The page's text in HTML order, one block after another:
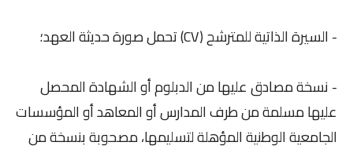
- السيرة الذاتية للمترشح (CV) تحمل صورة حديثة العهد؛
- نسخة مصادق عليها من الدبلوم أو الشهادة المحصل
عليها مسلمة من طرف المدارس أو المعاهد أو المؤسسات
الجامعية الوطنية المؤهلة لتسليمها، مصحوبة بنسخة من